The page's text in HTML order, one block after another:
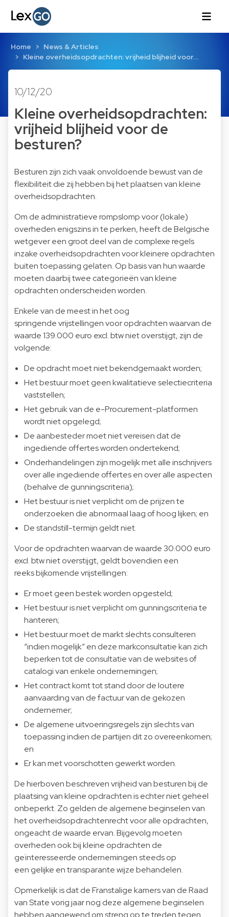
Home
News & Articles
Kleine overheidsopdrachten: vrijheid blijheid voor…
10/12/20
Kleine overheidsopdrachten:
vrijheid blijheid voor de
besturen?
Besturen zijn zich vaak onvoldoende bewust van de
flexibiliteit die zij hebben bij het plaatsen van kleine
overheidsopdrachten.
Om de administratieve rompslomp voor (lokale)
overheden enigszins in te perken, heeft de Belgische
wetgever een groot deel van de complexe regels
inzake overheidsopdrachten voor kleinere opdrachten
buiten toepassing gelaten. Op basis van hun waarde
moeten daarbij twee categorieën van kleine
opdrachten onderscheiden worden.
Enkele van de meest in het oog
springende vrijstellingen voor opdrachten waarvan de
waarde 139.000 euro excl. btw niet overstijgt, zijn de
volgende:
De opdracht moet niet bekendgemaakt worden;
Het bestuur moet geen kwalitatieve selectiecriteria
vaststellen;
Het gebruik van de e-Procurement-platformen
wordt niet opgelegd;
De aanbesteder moet niet vereisen dat de
ingediende offertes worden ondertekend;
Onderhandelingen zijn mogelijk met alle inschrijvers
over alle ingediende offertes en over alle aspecten
(behalve de gunningscriteria);
Het bestuur is niet verplicht om de prijzen te
onderzoeken die abnormaal laag of hoog lijken; en
De standstill-termijn geldt niet.
Voor de opdrachten waarvan de waarde 30.000 euro
excl. btw niet overstijgt, geldt bovendien een
reeks bijkomende vrijstellingen:
Er moet geen bestek worden opgesteld;
Het bestuur is niet verplicht om gunningscriteria te
hanteren;
Het bestuur moet de markt slechts consulteren
“indien mogelijk” en deze markconsultatie kan zich
beperken tot de consultatie van de websites of
catalogi van enkele ondernemingen;
Het contract komt tot stand door de loutere
aanvaarding van de factuur van de gekozen
ondernemer;
De algemene uitvoeringsregels zijn slechts van
toepassing indien de partijen dit zo overeenkomen;
en
Er kan met voorschotten gewerkt worden.
De hierboven beschreven vrijheid van besturen bij de
plaatsing van kleine opdrachten is echter niet geheel
onbeperkt. Zo gelden de algemene beginselen van
het overheidsopdrachtenrecht voor alle opdrachten,
ongeacht de waarde ervan. Bijgevolg moeten
overheden ook bij kleine opdrachten de
geïnteresseerde ondernemingen steeds op
een gelijke en transparante wijze behandelen.
Opmerkelijk is dat de Franstalige kamers van de Raad
van State vorig jaar nog deze algemene beginselen
hebben aangewend om streng op te treden tegen